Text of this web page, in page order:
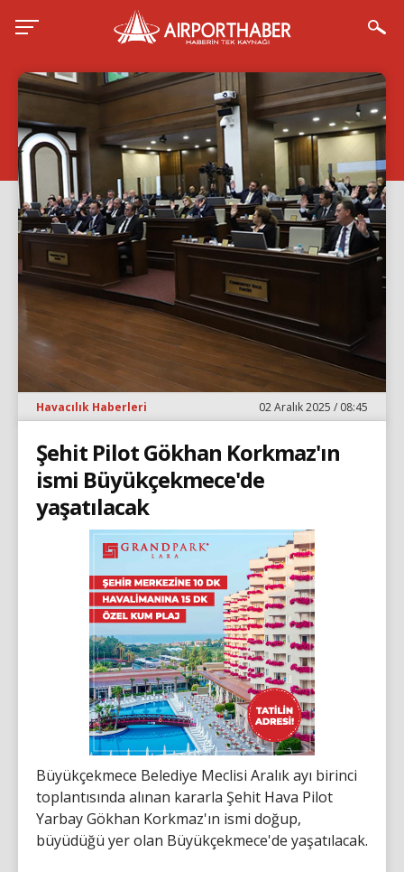
Havacılık Haberleri 02 Aralık 2025 / 08:45
Şehit Pilot Gökhan Korkmaz'ın
ismi Büyükçekmece'de
yaşatılacak
Büyükçekmece Belediye Meclisi Aralık ayı birinci
toplantısında alınan kararla Şehit Hava Pilot
Yarbay Gökhan Korkmaz'ın ismi doğup,
büyüdüğü yer olan Büyükçekmece'de yaşatılacak.